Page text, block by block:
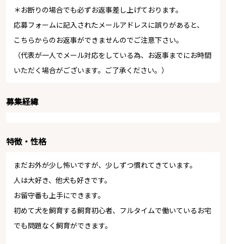
＊お断りの場合でも必ずお返事差し上げております。
応募フォームに記入されたメールアドレスに誤りがあると、
こちらからのお返事ができませんのでご注意下さい。
（代表が一人でメール対応をしている為、お返事までにお時間
いただく場合がございます。ご了承ください。）
募集経緯
特徴・性格
まだお外が少し怖いですが、少しずつ慣れてきています。
人は大好き、他犬も好きです。
お留守番も上手にできます。
初めて犬を飼育する飼育初心者、フルタイムで働いているお宅
でも問題なく飼育ができます。